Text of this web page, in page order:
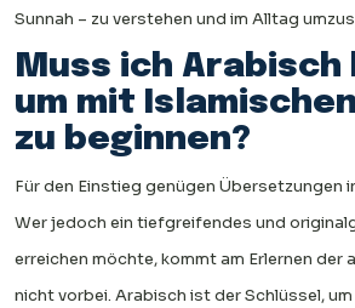
Sunnah – zu verstehen und im Alltag
Muss ich Arabisch
um mit
zu beginnen?
Für den Einstieg genügen Übersetzungen
Wer jedoch ein tiefgreifendes und
erreichen möchte, kommt am Erlernen der
nicht vorbei. Arabisch ist der Schlüssel,